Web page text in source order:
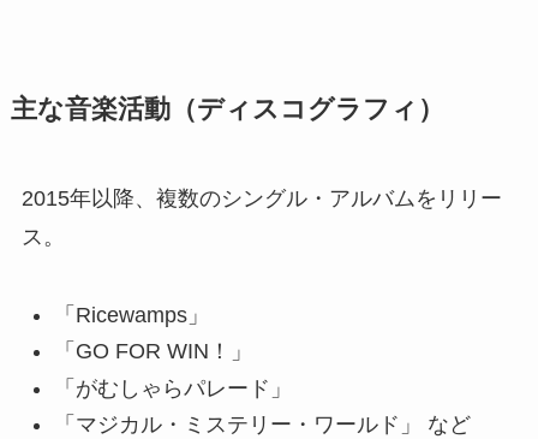
主な音楽活動（ディスコグラフィ）
2015年以降、複数のシングル・アルバムをリリー
ス。
「Ricewamps」
「GO FOR WIN！」
「がむしゃらパレード」
「マジカル・ミステリー・ワールド」 など